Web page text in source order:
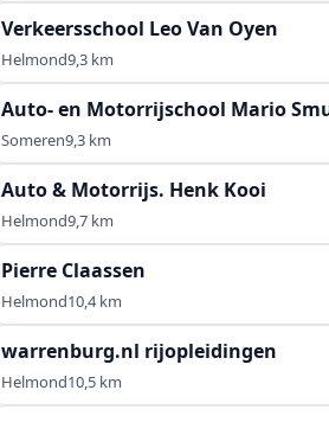
Verkeersschool Leo Van Oyen
Helmond9,3 km
Auto- en Motorrijschool Mario
Someren9,3 km
Auto & Motorrijs. Henk Kooi
Helmond9,7 km
Pierre Claassen
Helmond10,4 km
warrenburg.nl rijopleidingen
Helmond10,5 km